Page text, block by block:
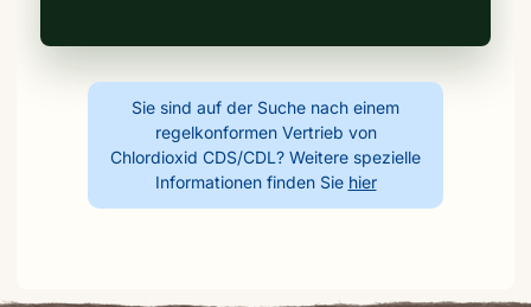
Sie sind auf der Suche nach einem
regelkonformen Vertrieb von
Chlordioxid CDS/CDL? Weitere spezielle
Informationen finden Sie hier